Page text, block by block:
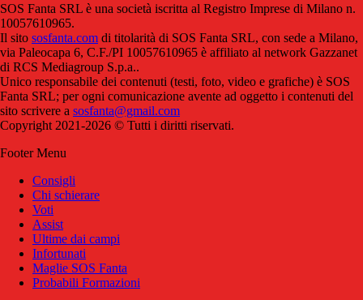
SOS Fanta SRL è una società iscritta al Registro Imprese di Milano n.
10057610965.
Il sito sosfanta.com di titolarità di SOS Fanta SRL, con sede a Milano,
via Paleocapa 6, C.F./PI 10057610965 è affiliato al network Gazzanet
di RCS Mediagroup S.p.a..
Unico responsabile dei contenuti (testi, foto, video e grafiche) è SOS
Fanta SRL; per ogni comunicazione avente ad oggetto i contenuti del
sito scrivere a sosfanta@gmail.com
Copyright 2021-2026 © Tutti i diritti riservati.
Footer Menu
Consigli
Chi schierare
Voti
Assist
Ultime dai campi
Infortunati
Maglie SOS Fanta
Probabili Formazioni